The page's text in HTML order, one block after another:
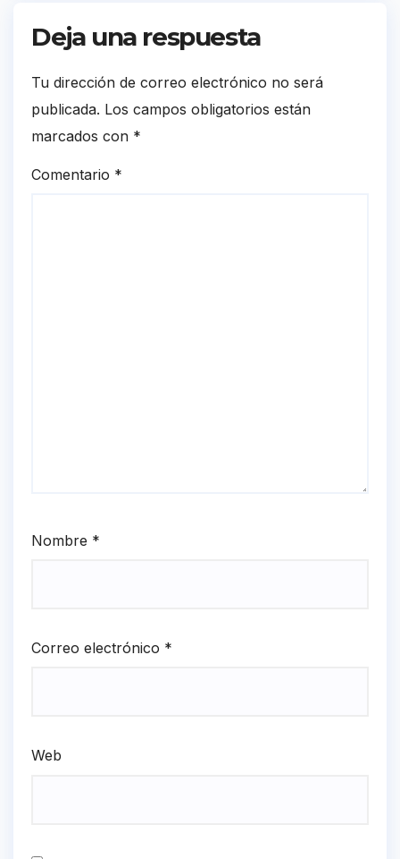
Deja una respuesta
Tu dirección de correo electrónico no será
publicada. Los campos obligatorios están
marcados con *
Comentario *
Nombre *
Correo electrónico *
Web